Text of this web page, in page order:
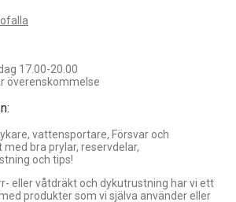
17.00-20.00
överenskommelse
vattensportare, Försvar och
bra prylar, reservdelar,
och tips!
eller våtdräkt och dykutrustning har vi ett
produkter som vi själva använder eller